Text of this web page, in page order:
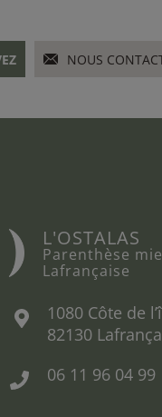
NOUS
L'OSTALAS
Parenthèse
Lafrançaise
1080 Côte de
82130
06 11 96 04 99